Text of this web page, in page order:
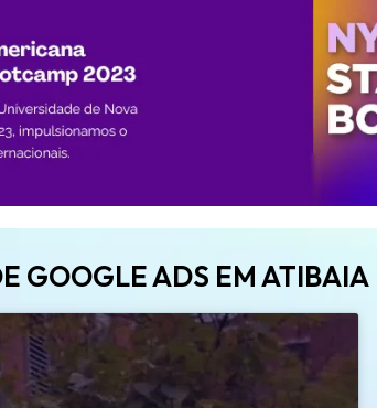
GOOGLE ADS EM ATIBAIA